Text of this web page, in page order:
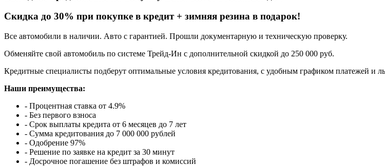
Cкидка до 30% при покупке в кредит + зимняя резина в подарок!
Все автомобили в наличии. Авто с гарантией. Прошли документарную и техническую проверку.
Обменяйте свой автомобиль по системе Трейд-Ин с дополнительной скидкой до 250 000 руб.
Кредитные специалисты подберут оптимальные условия кредитования, с удобным графиком платежей и
Наши преимущества:
- Процентная ставка от 4.9%
- Без первого взноса
- Срок выплаты кредита от 6 месяцев до 7 лет
- Сумма кредитования до 7 000 000 рублей
- Одобрение 97%
- Решение по заявке на кредит за 30 минут
- Досрочное погашение без штрафов и комиссий